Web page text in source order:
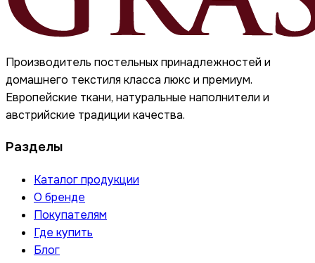
Производитель постельных принадлежностей и
домашнего текстиля класса люкс и премиум.
Европейские ткани, натуральные наполнители и
австрийские традиции качества.
Разделы
Каталог продукции
О бренде
Покупателям
Где купить
Блог